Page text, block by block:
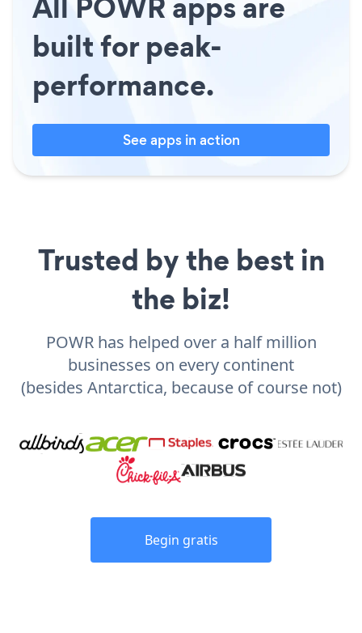
built for peak-
performance.
See apps in action
Trusted by the best in
the biz!
POWR has helped over a half million
businesses on every continent
(besides Antarctica, because of course not)
Begin gratis